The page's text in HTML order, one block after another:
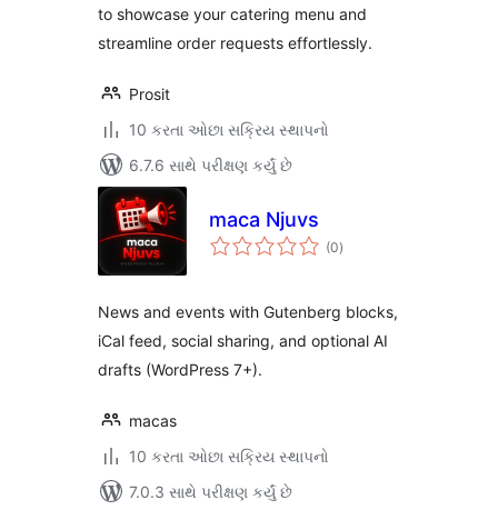
to showcase your catering menu and
streamline order requests effortlessly.
Prosit
10 કરતા ઓછા સક્રિય સ્થાપનો
6.7.6 સાથે પરીક્ષણ કર્યું છે
maca Njuvs
(0કુલ
રેટિંગ્સ
)
News and events with Gutenberg blocks,
iCal feed, social sharing, and optional AI
drafts (WordPress 7+).
macas
10 કરતા ઓછા સક્રિય સ્થાપનો
7.0.3 સાથે પરીક્ષણ કર્યું છે